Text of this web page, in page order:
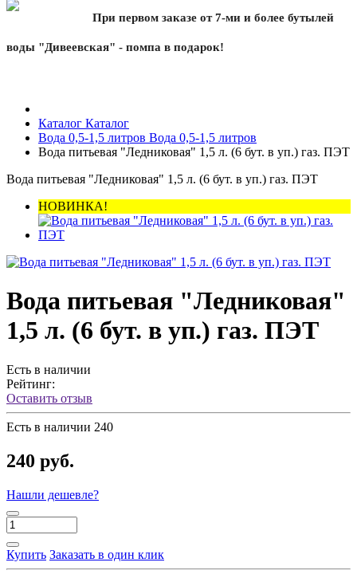
При первом заказе от 7-ми и более бутылей
воды "Дивеевская" - помпа в подарок!
Каталог Каталог
Вода 0,5-1,5 литров Вода 0,5-1,5 литров
Вода питьевая "Ледниковая" 1,5 л. (6 бут. в уп.) газ. ПЭТ
Вода питьевая "Ледниковая" 1,5 л. (6 бут. в уп.) газ. ПЭТ
НОВИНКА!
Вода питьевая "Ледниковая"
1,5 л. (6 бут. в уп.) газ. ПЭТ
Есть в наличии
Рейтинг:
Оставить отзыв
Есть в наличии 240
240 руб.
Нашли дешевле?
Купить Заказать в один клик